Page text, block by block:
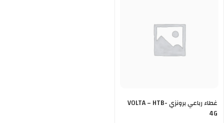
غطاء رباعي برونزي VOLTA – HTB-
4G